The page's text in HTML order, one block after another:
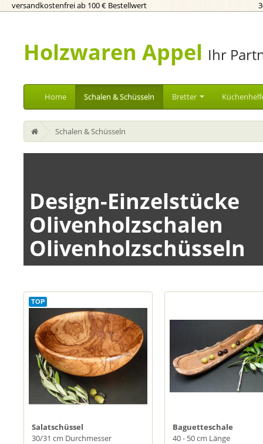
versandkostenfrei ab 100 € Bestellwert
Holzwaren Appel Ihr
Home Schalen & Schüsseln Bretter
Schalen & Schüsseln
Design-Einzelstücke
Olivenholzschalen
Olivenholzschüsseln
TOP
Salatschüssel
30/31 cm Durchmesser
Baguetteschale
40 - 50 cm Länge